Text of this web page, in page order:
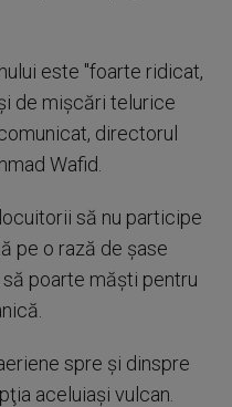
este ''foarte ridicat,
de mişcări telurice
directorul
Wafid.
să nu participe
pe o rază de şase
poarte măşti pentru
spre şi dinspre
aceluiaşi vulcan.